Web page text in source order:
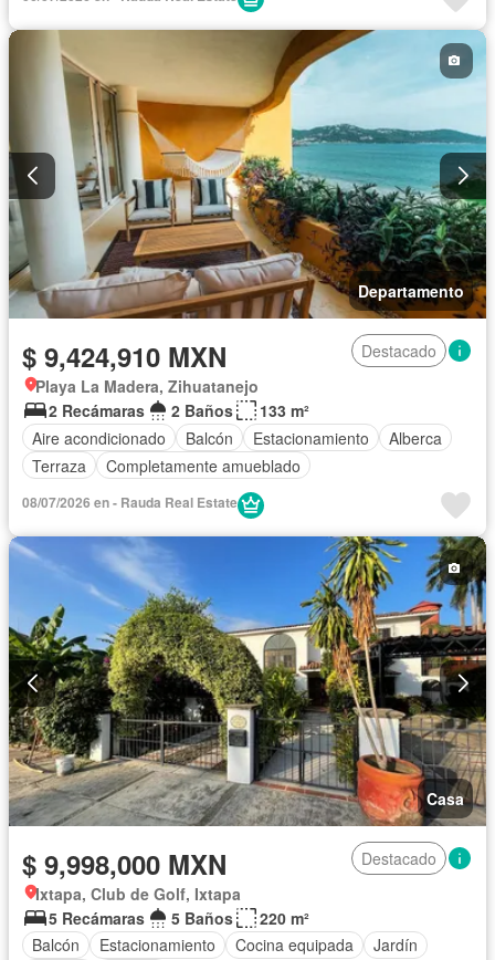
Departamento
$ 9,424,910 MXN
Destacado
Playa La Madera, Zihuatanejo
2 Recámaras
2 Baños
133 m²
Aire acondicionado
Balcón Estacionamiento
Alberca
Terraza
Completamente amueblado
08/07/2026 en - Rauda Real Estate
Casa
$ 9,998,000 MXN
Destacado
Ixtapa, Club de Golf, Ixtapa
5 Recámaras
5 Baños
220 m²
Balcón
Estacionamiento Cocina equipada
Jardín